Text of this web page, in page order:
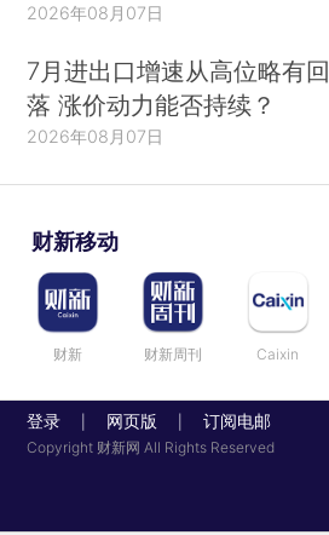
2026年08月07日
7月进出口增速从高位略有回
落 涨价动力能否持续？
2026年08月07日
财新移动
财新 财新周刊 Caixin
登录 网页版 订阅电邮
Copyright 财新网 All Rights Reserved